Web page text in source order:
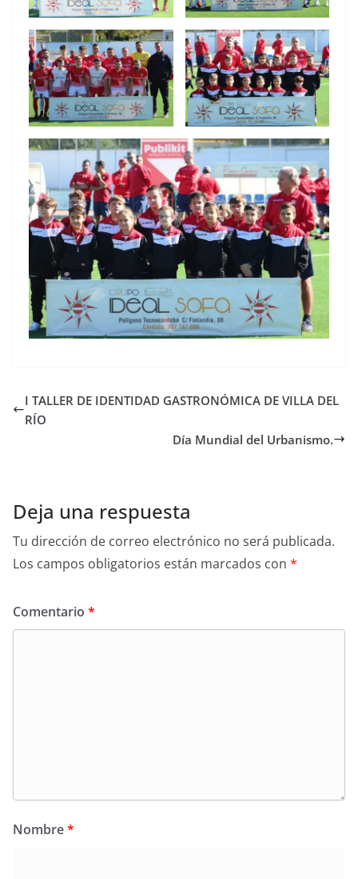
I TALLER DE IDENTIDAD GASTRONÓMICA DE VILLA DEL
RÍO
Día Mundial del Urbanismo.
Deja una respuesta
Tu dirección de correo electrónico no será publicada.
Los campos obligatorios están marcados con *
Comentario *
Nombre*